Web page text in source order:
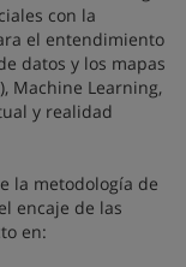
con la
el entendimiento
datos y los mapas
Machine Learning,
y realidad
la metodología de
encaje de las
en: